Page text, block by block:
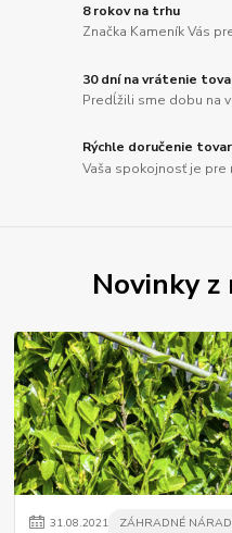
8 rokov na trhu
Značka Kameník Vás
30 dní na vrátenie
Predĺžili sme dobu na
Rýchle doručenie
Vaša spokojnosť je pre
Novinky
31.08.2021 ZÁHRADNÉ